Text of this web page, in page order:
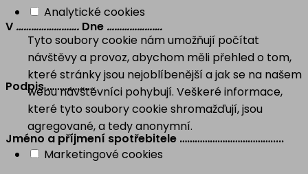
V ……………………. Dne ………………….
Podpis ……………….
Jméno a příjmení spotřebitele ……………………………….....
Analytické cookies
Tyto soubory cookie nám umožňují počítat
návštěvy a provoz, abychom měli přehled o tom,
které stránky jsou nejoblíbenější a jak se na našem
webu návštěvníci pohybují. Veškeré informace,
které tyto soubory cookie shromažďují, jsou
agregované, a tedy anonymní.
Marketingové cookies